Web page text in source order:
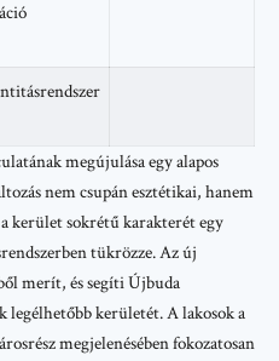
megújulása egy alapos
nem csupán esztétikai, hanem
kerület sokrétű karakterét egy
tükrözze. Az új
merít, és segíti Újbuda
legélhetőbb kerületét. A lakosok a
megjelenésében fokozatosan